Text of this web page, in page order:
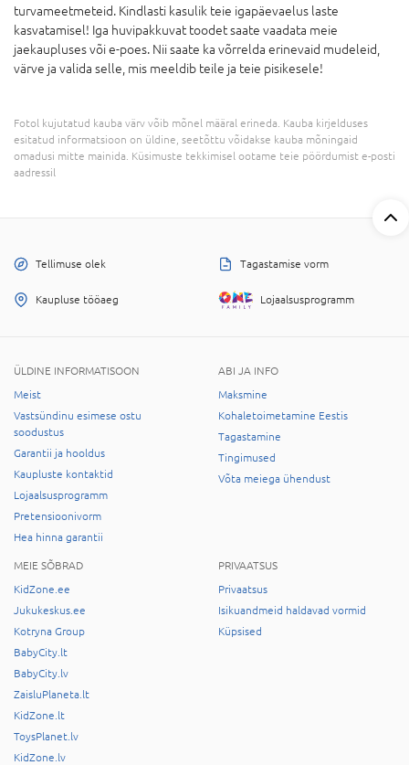
turvameetmeteid. Kindlasti kasulik teie igapäevaelus laste
kasvatamisel! Iga huvipakkuvat toodet saate vaadata meie
jaekaupluses või e-poes. Nii saate ka võrrelda erinevaid mudeleid,
värve ja valida selle, mis meeldib teile ja teie pisikesele!
Fotol kujutatud kauba värv võib mõnel määral erineda. Kauba kirjelduses
esitatud informatsioon on üldine, seetõttu võidakse kauba mõningaid
omadusi mitte mainida. Küsimuste tekkimisel ootame teie pöördumist e-posti
aadressil
Tellimuse olek Tagastamise vorm
Kaupluse tööaeg Lojaalsusprogramm
ÜLDINE INFORMATISOON
Meist
Vastsündinu esimese ostu
soodustus
Garantii ja hooldus
Kaupluste kontaktid
Lojaalsusprogramm
Pretensioonivorm
Hea hinna garantii
ABI JA INFO
Maksmine
Kohaletoimetamine Eestis
Tagastamine
Tingimused
Võta meiega ühendust
MEIE SÕBRAD
KidZone.ee
Jukukeskus.ee
Kotryna Group
BabyCity.lt
BabyCity.lv
ZaisluPlaneta.lt
KidZone.lt
ToysPlanet.lv
KidZone.lv
PRIVAATSUS
Privaatsus
Isikuandmeid haldavad vormid
Küpsised